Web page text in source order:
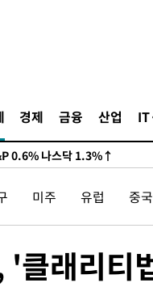
경제 금융 산업
0.6% 나스닥 1.3%↑
뿌리 발견…감정가 1.3억원
임서 '홈팀' 일본과 한일전
트 전복…1명 사망·1명 실종
논란 사과…쇄신의 기회로 삼
' 축구협회 "실망과 걱정 안겨
미주 유럽 중국
'클래리